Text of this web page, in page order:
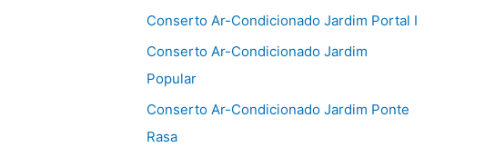
Conserto Ar-Condicionado Jardim Portal I
Conserto Ar-Condicionado Jardim
Popular
Conserto Ar-Condicionado Jardim Ponte
Rasa